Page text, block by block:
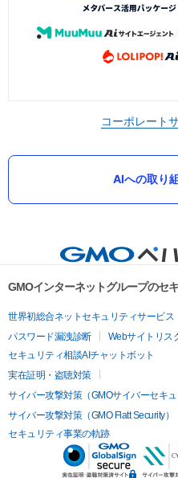
コーポレート
AIへの取り
GMOインターネットグループのセ
世界初総合ネットセキュリティサービス
パスワード漏洩診断
Webサイトリス
セキュリティ相談AIチャットボット
実在証明・盗聴対策
サイバー攻撃対策（GMOサイバーセキュ
サイバー攻撃対策（GMO Flatt Security）
セキュリティ事業の軌跡